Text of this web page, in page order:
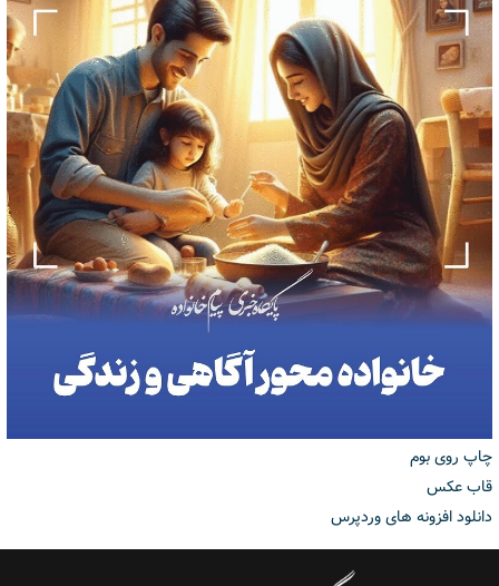
چاپ روی بوم
قاب عکس
دانلود افزونه های وردپرس